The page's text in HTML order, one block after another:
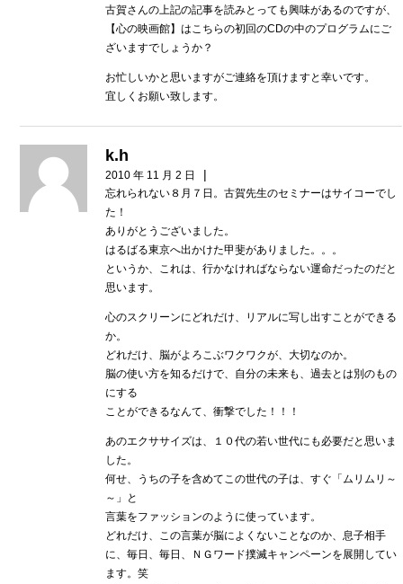
古賀さんの上記の記事を読みとっても興味があるのですが、
【心の映画館】はこちらの初回のCDの中のプログラムにご
ざいますでしょうか？
お忙しいかと思いますがご連絡を頂けますと幸いです。
宜しくお願い致します。
k.h
2010 年 11 月 2 日 |
忘れられない８月７日。古賀先生のセミナーはサイコーでし
た！
ありがとうございました。
はるばる東京へ出かけた甲斐がありました。。。
というか、これは、行かなければならない運命だったのだと
思います。
心のスクリーンにどれだけ、リアルに写し出すことができる
か。
どれだけ、脳がよろこぶワクワクが、大切なのか。
脳の使い方を知るだけで、自分の未来も、過去とは別のもの
にする
ことができるなんて、衝撃でした！！！
あのエクササイズは、１０代の若い世代にも必要だと思いま
した。
何せ、うちの子を含めてこの世代の子は、すぐ「ムリムリ～
～」と
言葉をファッションのように使っています。
どれだけ、この言葉が脳によくないことなのか、息子相手
に、毎日、毎日、ＮＧワード撲滅キャンペーンを展開してい
ます。笑